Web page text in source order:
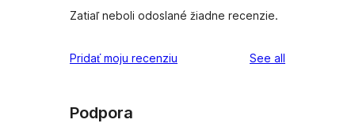
Zatiaľ neboli odoslané žiadne recenzie.
Pridať moju recenziu See all
Podpora